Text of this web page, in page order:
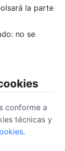
la parte
no se
conforme a
técnicas y
.